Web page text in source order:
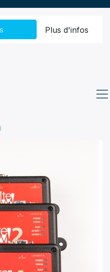
Plus d'infos